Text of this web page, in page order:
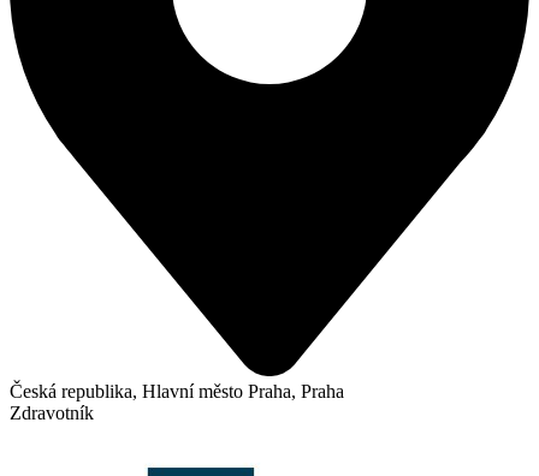
Česká republika, Hlavní město Praha, Praha
Zdravotník